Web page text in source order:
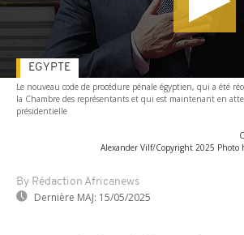
Le nouveau code de procédure pénale égyptien, qui a été
la Chambre des représentants et qui est maintenant en
présidentielle
Alexander Vilf/Copyright 2025 Photo
By Rédaction Africanews
Dernière MAJ: 15/05/2025
EGYPTE